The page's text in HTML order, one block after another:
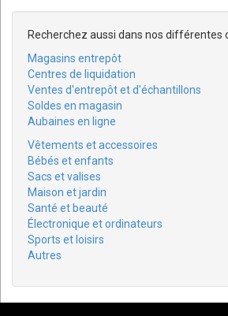
Recherchez aussi dans nos différentes
Magasins entrepôt
Centres de liquidation
Ventes d'entrepôt et d'échantillons
Soldes en magasin
Aubaines en ligne
Vêtements et accessoires
Bébés et enfants
Sacs et valises
Maison et jardin
Santé et beauté
Électronique et ordinateurs
Sports et loisirs
Autres